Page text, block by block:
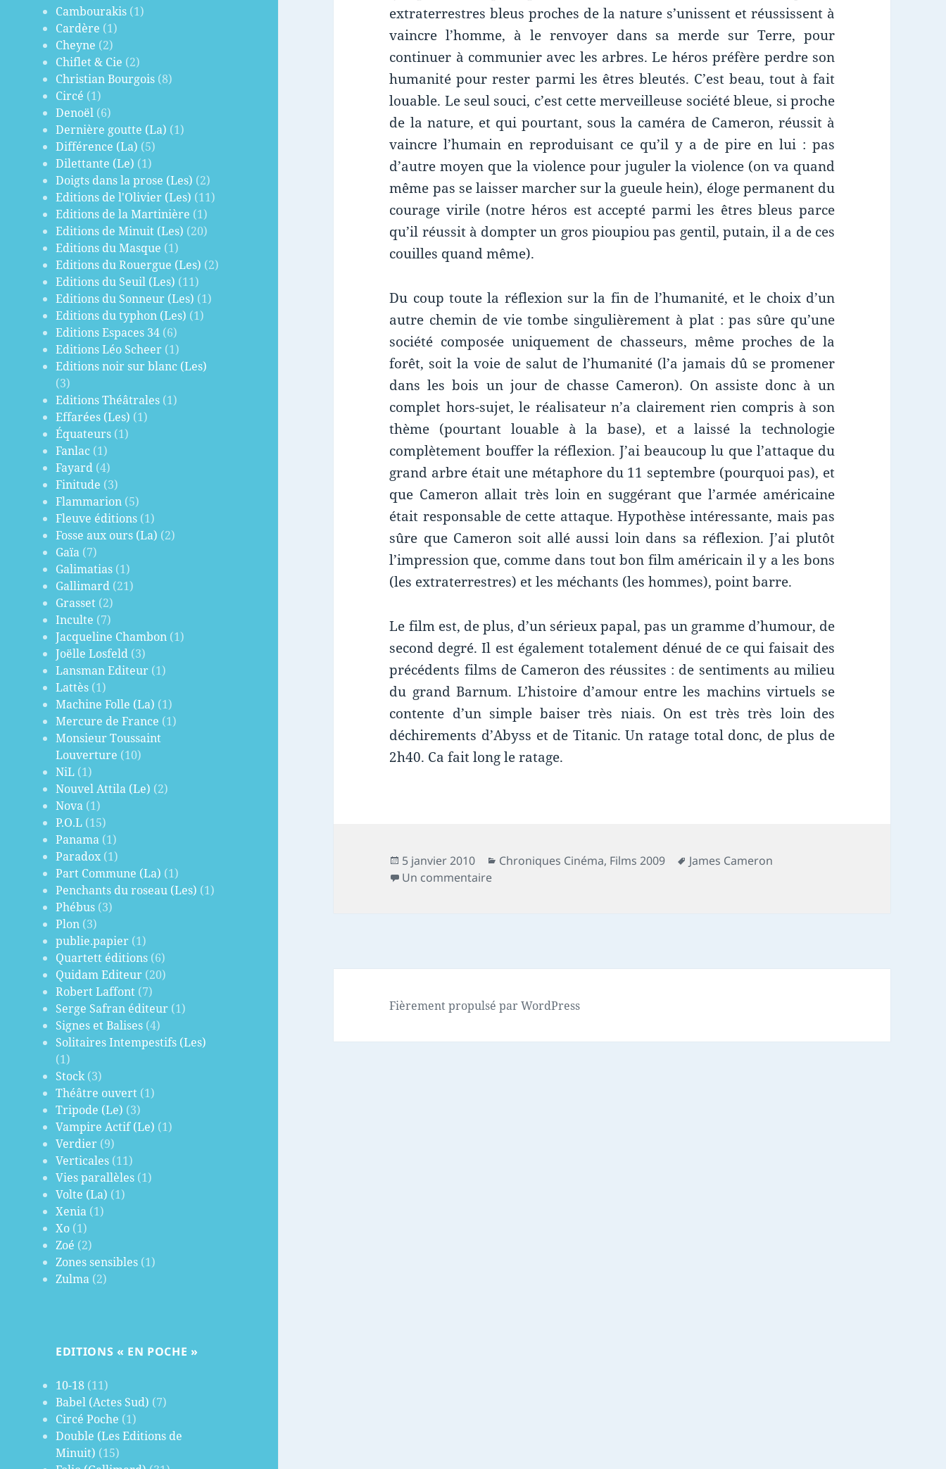
Cambourakis (1)
Cardère (1)
Cheyne (2)
Chiflet & Cie (2)
Christian Bourgois (8)
Circé (1)
Denoël (6)
Dernière goutte (La) (1)
Différence (La) (5)
Dilettante (Le) (1)
Doigts dans la prose (Les) (2)
Editions de l'Olivier (Les) (11)
Editions de la Martinière (1)
Editions de Minuit (Les) (20)
Editions du Masque (1)
Editions du Rouergue (Les) (2)
Editions du Seuil (Les) (11)
Editions du Sonneur (Les) (1)
Editions du typhon (Les) (1)
Editions Espaces 34 (6)
Editions Léo Scheer (1)
Editions noir sur blanc (Les)
(3)
Editions Théâtrales (1)
Effarées (Les) (1)
Équateurs (1)
Fanlac (1)
Fayard (4)
Finitude (3)
Flammarion (5)
Fleuve éditions (1)
Fosse aux ours (La) (2)
Gaïa (7)
Galimatias (1)
Gallimard (21)
Grasset (2)
Inculte (7)
Jacqueline Chambon (1)
Joëlle Losfeld (3)
Lansman Editeur (1)
Lattès (1)
Machine Folle (La) (1)
Mercure de France (1)
Monsieur Toussaint
Louverture (10)
NiL (1)
Nouvel Attila (Le) (2)
Nova (1)
P.O.L (15)
Panama (1)
Paradox (1)
Part Commune (La) (1)
Penchants du roseau (Les) (1)
Phébus (3)
Plon (3)
publie.papier (1)
Quartett éditions (6)
Quidam Editeur (20)
Robert Laffont (7)
Serge Safran éditeur (1)
Signes et Balises (4)
Solitaires Intempestifs (Les)
(1)
Stock(3)
Théâtre ouvert (1)
Tripode (Le) (3)
Vampire Actif (Le) (1)
Verdier (9)
Verticales (11)
Vies parallèles (1)
Volte (La) (1)
Xenia (1)
Xo (1)
Zoé (2)
Zones sensibles (1)
Zulma (2)
EDITIONS « EN POCHE »
10-18 (11)
Babel (Actes Sud) (7)
Circé Poche (1)
Double (Les Editions de
Minuit) (15)
extraterrestres bleus proches de la nature s’unissent et réussissent à
vaincre l’homme, à le renvoyer dans sa merde sur Terre, pour
continuer à communier avec les arbres. Le héros préfère perdre son
humanité pour rester parmi les êtres bleutés. C’est beau, tout à fait
louable. Le seul souci, c’est cette merveilleuse société bleue, si proche
de la nature, et qui pourtant, sous la caméra de Cameron, réussit à
vaincre l’humain en reproduisant ce qu’il y a de pire en lui : pas
d’autre moyen que la violence pour juguler la violence (on va quand
même pas se laisser marcher sur la gueule hein), éloge permanent du
courage virile (notre héros est accepté parmi les êtres bleus parce
qu’il réussit à dompter un gros pioupiou pas gentil, putain, il a de ces
couilles quand même).
Du coup toute la réflexion sur la fin de l’humanité, et le choix d’un
autre chemin de vie tombe singulièrement à plat : pas sûre qu’une
société composée uniquement de chasseurs, même proches de la
forêt, soit la voie de salut de l’humanité (l’a jamais dû se promener
dans les bois un jour de chasse Cameron). On assiste donc à un
complet hors-sujet, le réalisateur n’a clairement rien compris à son
thème (pourtant louable à la base), et a laissé la technologie
complètement bouffer la réflexion. J’ai beaucoup lu que l’attaque du
grand arbre était une métaphore du 11 septembre (pourquoi pas), et
que Cameron allait très loin en suggérant que l’armée américaine
était responsable de cette attaque. Hypothèse intéressante, mais pas
sûre que Cameron soit allé aussi loin dans sa réflexion. J’ai plutôt
l’impression que, comme dans tout bon film américain il y a les bons
(les extraterrestres) et les méchants (les hommes), point barre.
Le film est, de plus, d’un sérieux papal, pas un gramme d’humour, de
second degré. Il est également totalement dénué de ce qui faisait des
précédents films de Cameron des réussites : de sentiments au milieu
du grand Barnum. L’histoire d’amour entre les machins virtuels se
contente d’un simple baiser très niais. On est très très loin des
déchirements d’Abyss et de Titanic. Un ratage total donc, de plus de
2h40. Ca fait long le ratage.
Publié
le
5 janvier 2010 Catégories
Chroniques Cinéma, Films 2009
Mots-
James Cameron
Un commentairesur Chronique film : Avatar
Fièrement propulsé par WordPress